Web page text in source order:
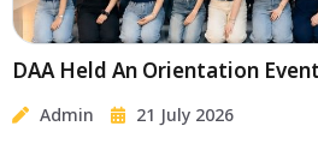
DAA Held An Orientation
Admin 21 July 2026